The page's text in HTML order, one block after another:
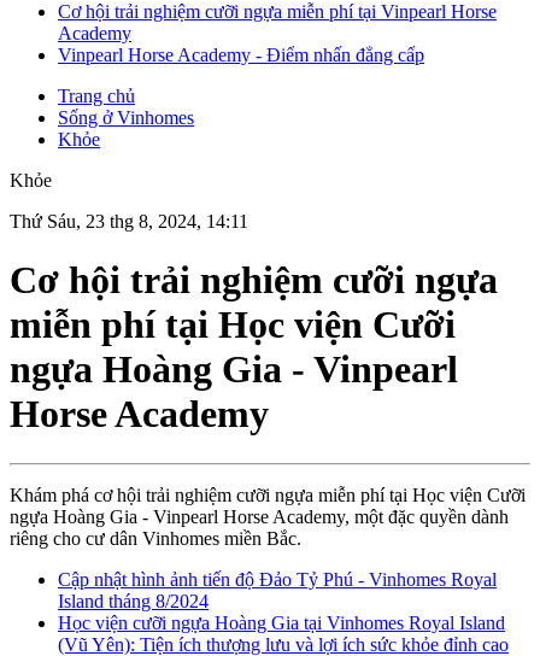
Cơ hội trải nghiệm cưỡi ngựa miễn phí tại Vinpearl Horse
Academy
Vinpearl Horse Academy - Điểm nhấn đẳng cấp
Trang chủ
Sống ở Vinhomes
Khỏe
Khỏe
Thứ Sáu, 23 thg 8, 2024, 14:11
Cơ hội trải nghiệm cưỡi ngựa
miễn phí tại Học viện Cưỡi
ngựa Hoàng Gia - Vinpearl
Horse Academy
Khám phá cơ hội trải nghiệm cưỡi ngựa miễn phí tại Học viện Cưỡi
ngựa Hoàng Gia - Vinpearl Horse Academy, một đặc quyền dành
riêng cho cư dân Vinhomes miền Bắc.
Cập nhật hình ảnh tiến độ Đảo Tỷ Phú - Vinhomes Royal
Island tháng 8/2024
Học viện cưỡi ngựa Hoàng Gia tại Vinhomes Royal Island
(Vũ Yên): Tiện ích thượng lưu và lợi ích sức khỏe đỉnh cao